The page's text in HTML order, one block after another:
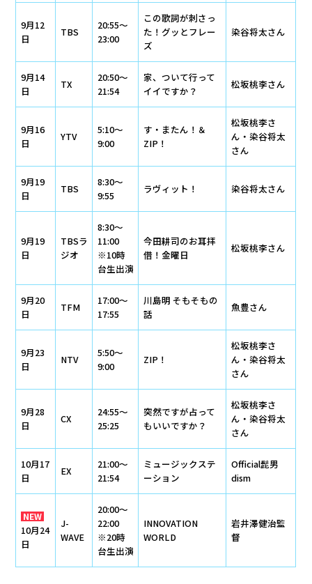
9月12
日
TBS
20:55～
23:00
この歌詞が刺さっ
た！グッとフレー
ズ
染谷将太さん
9月14
日
TX
20:50～
21:54
家、ついて行って
イイですか？
松坂桃李さん
9月16
日
YTV
5:10～
9:00
す・またん！＆
ZIP！
松坂桃李さ
ん・染谷将太
さん
9月19
日
TBS
8:30～
9:55
ラヴィット！ 染谷将太さん
9月19
日
TBSラ
ジオ
8:30～
11:00
※10時
台生出演
今田耕司のお耳拝
借！金曜日
松坂桃李さん
9月20
日
TFM
17:00～
17:55
川島明 そもそもの
話
魚豊さん
9月23
日
NTV
5:50～
9:00
ZIP！
松坂桃李さ
ん・染谷将太
さん
9月28
日
CX
24:55～
25:25
突然ですが占って
もいいですか？
松坂桃李さ
ん・染谷将太
さん
10月17
日
EX
21:00～
21:54
ミュージックステ
ーション
Official髭男
dism
NEW
10月24
日
J-
WAVE
20:00～
22:00
※20時
台生出演
INNOVATION
WORLD
岩井澤健治監
督